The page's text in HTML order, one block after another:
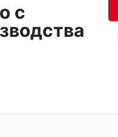
с